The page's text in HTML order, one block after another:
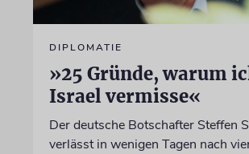
DIPLOMATIE
»25 Gründe, warum
Israel vermisse«
Der deutsche Botschafter Steffen
verlässt in wenigen Tagen nach